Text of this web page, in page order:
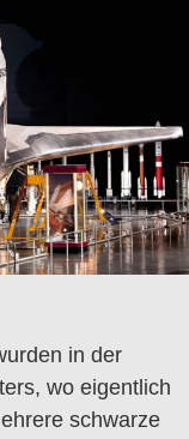
in der
wo eigentlich
schwarze